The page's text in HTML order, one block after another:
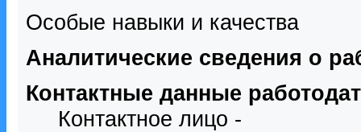
Особые навыки и качества
Аналитические сведения о
Контактные данные
Контактное лицо -